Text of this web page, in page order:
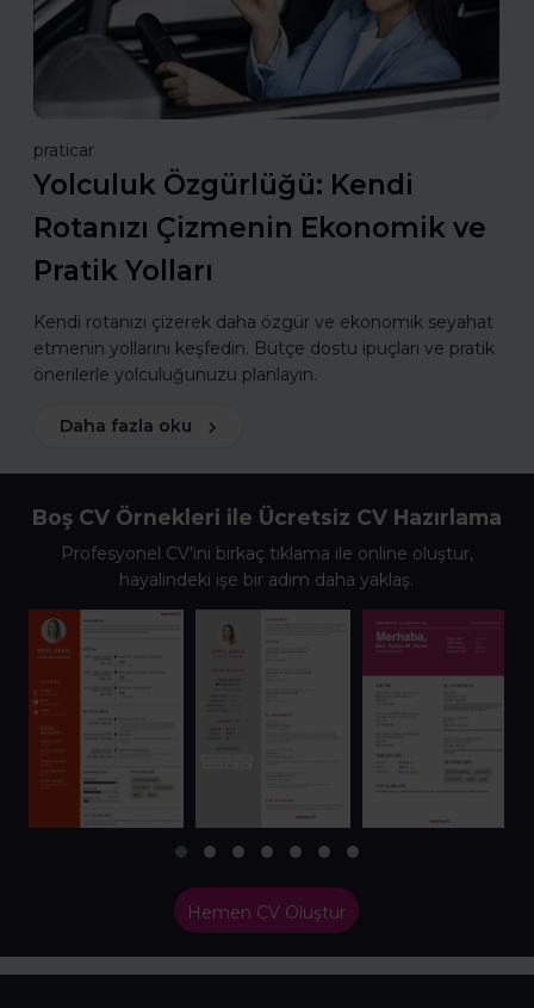
praticar
Yolculuk Özgürlüğü: Kendi
Rotanızı Çizmenin Ekonomik ve
Pratik Yolları
Kendi rotanızı çizerek daha özgür ve ekonomik seyahat
etmenin yollarını keşfedin. Bütçe dostu ipuçları ve pratik
önerilerle yolculuğunuzu planlayın.
Daha fazla oku
Boş CV Örnekleri ile Ücretsiz CV Hazırlama
Profesyonel CV’ini birkaç tıklama ile online oluştur,
hayalindeki işe bir adım daha yaklaş.
Hemen CV Oluştur